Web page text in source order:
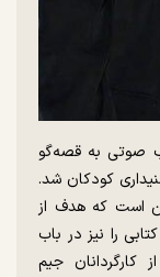
صوتی به قصه‌گو
کودکان شد.
است که هدف از
را نیز در باب
جیم